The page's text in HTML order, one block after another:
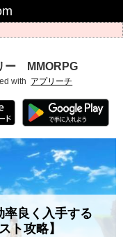
ー MMORPG
with アプリーチ
率良く入手する
ト攻略】